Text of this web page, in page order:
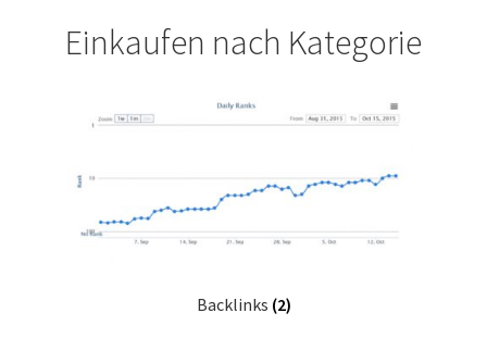
Make Lead generating website for your company using
Mein Konto
Einkaufen nach Kategorie
Backlinks (2)